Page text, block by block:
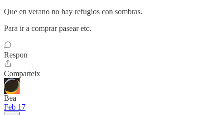
Que en verano no hay refugios con sombras.
Para ir a comprar pasear etc.
Respon
Comparteix
Bea
Feb 17